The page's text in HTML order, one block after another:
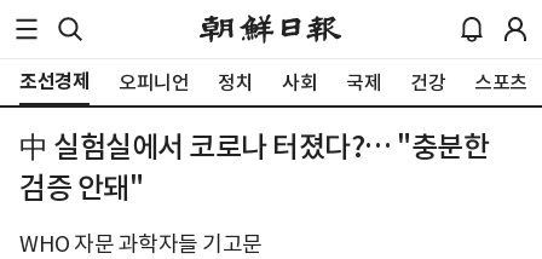
조선경제 오피니언 정치 사회 국제 건강 스포츠
中 실험실에서 코로나 터졌다?… "충분한
검증 안돼"
WHO 자문 과학자들 기고문